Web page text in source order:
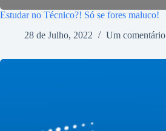
Estudar no Técnico?! Só se fores maluco!
28 de Julho, 2022
Um comentário